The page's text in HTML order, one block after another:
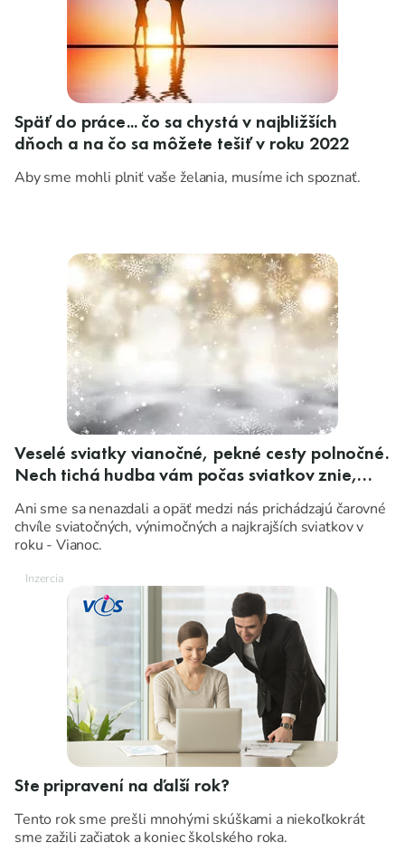
Späť do práce... čo sa chystá v najbližších
dňoch a na čo sa môžete tešiť v roku 2022
Aby sme mohli plniť vaše želania, musíme ich spoznať.
Veselé sviatky vianočné, pekné cesty polnočné.
Nech tichá hudba vám počas sviatkov znie,
nech ten rok nastávajúci vám pokoj, zdravie,
šťastie a lásku prinesie!
Ani sme sa nenazdali a opäť medzi nás prichádzajú čarovné
chvíle sviatočných, výnimočných a najkrajších sviatkov v
roku - Vianoc.
Ste pripravení na ďalší rok?
Tento rok sme prešli mnohými skúškami a niekoľkokrát
sme zažili začiatok a koniec školského roka.